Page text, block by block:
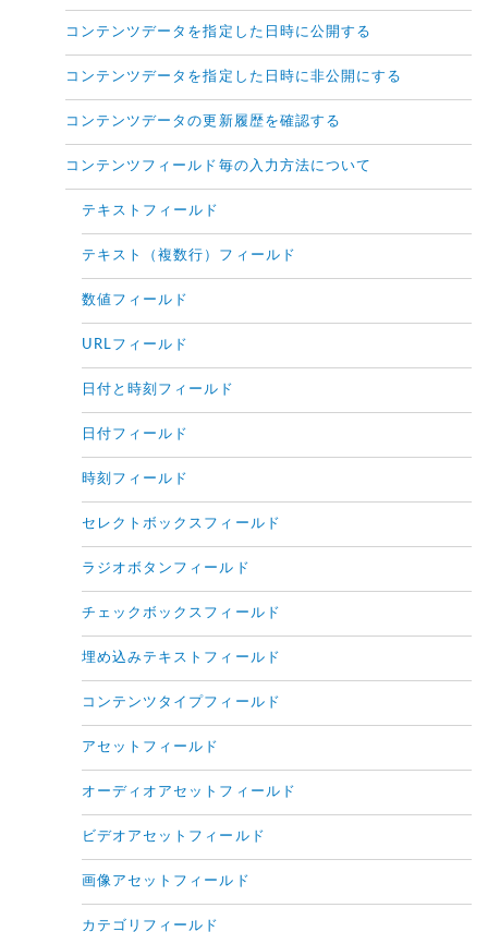
コンテンツデータを指定した日時に公開する
コンテンツデータを指定した日時に非公開にする
コンテンツデータの更新履歴を確認する
コンテンツフィールド毎の入力方法について
テキストフィールド
テキスト（複数行）フィールド
数値フィールド
URLフィールド
日付と時刻フィールド
日付フィールド
時刻フィールド
セレクトボックスフィールド
ラジオボタンフィールド
チェックボックスフィールド
埋め込みテキストフィールド
コンテンツタイプフィールド
アセットフィールド
オーディオアセットフィールド
ビデオアセットフィールド
画像アセットフィールド
カテゴリフィールド